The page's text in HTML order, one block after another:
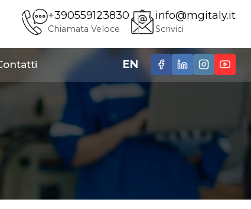
+390559123830
Chiamata Veloce
info@mgitaly.it
Scrivici
EN